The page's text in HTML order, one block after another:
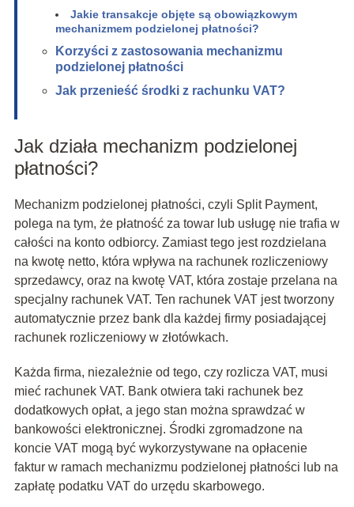
Jakie transakcje objęte są obowiązkowym
mechanizmem podzielonej płatności?
Korzyści z zastosowania mechanizmu
podzielonej płatności
Jak przenieść środki z rachunku VAT?
Jak działa mechanizm podzielonej
płatności?
Mechanizm podzielonej płatności, czyli Split Payment,
polega na tym, że płatność za towar lub usługę nie trafia w
całości na konto odbiorcy. Zamiast tego jest rozdzielana
na kwotę netto, która wpływa na rachunek rozliczeniowy
sprzedawcy, oraz na kwotę VAT, która zostaje przelana na
specjalny rachunek VAT. Ten rachunek VAT jest tworzony
automatycznie przez bank dla każdej firmy posiadającej
rachunek rozliczeniowy w złotówkach.
Każda firma, niezależnie od tego, czy rozlicza VAT, musi
mieć rachunek VAT. Bank otwiera taki rachunek bez
dodatkowych opłat, a jego stan można sprawdzać w
bankowości elektronicznej. Środki zgromadzone na
koncie VAT mogą być wykorzystywane na opłacenie
faktur w ramach mechanizmu podzielonej płatności lub na
zapłatę podatku VAT do urzędu skarbowego.